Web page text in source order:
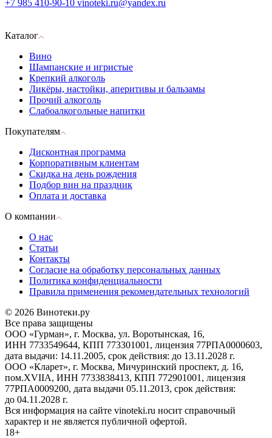
+7 985 410-90-10 vinoteki.ru@yandex.ru
Каталог
Вино
Шампанские и игристые
Крепкий алкоголь
Ликёры, настойки, аперитивы и бальзамы
Прочий алкоголь
Слабоалкогольные напитки
Покупателям
Дисконтная программа
Корпоративным клиентам
Скидка на день рождения
Подбор вин на праздник
Оплата и доставка
О компании
О нас
Статьи
Контакты
Согласие на обработку персональных данных
Политика конфиденциальности
Правила применения рекомендательных технологий
© 2026 Винотеки.ру
Все права защищены
ООО «Гурман», г. Москва, ул. Воротынская, 16,
ИНН 7733549644, КПП 773301001, лицензия 77РПА0000603,
дата выдачи: 14.11.2005, срок действия: до 13.11.2028 г.
ООО «Кларет», г. Москва, Мичуринский проспект, д. 16,
пом.XVIIA, ИНН 7733838413, КПП 772901001, лицензия
77РПА0009200, дата выдачи 05.11.2013, срок действия:
до 04.11.2028 г.
Вся информация на сайте vinoteki.ru носит справочный
характер и не является публичной офертой.
18+